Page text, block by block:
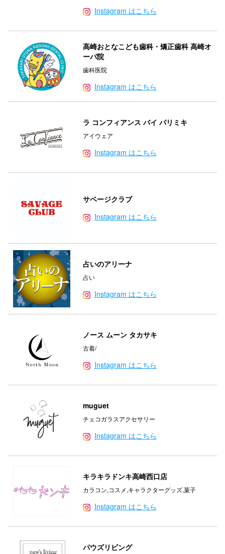
Instagram はこちら
高崎おとなこども歯科・矯正歯科 高崎オ
ーパ院
歯科医院
Instagram はこちら
ラ コンフィアンス バイ パリミキ
アイウェア
Instagram はこちら
サベージクラブ
Instagram はこちら
占いのアリーナ
占い
Instagram はこちら
ノース ムーン タカサキ
古着/
Instagram はこちら
muguet
チェコガラスアクセサリー
Instagram はこちら
キラキラドンキ高崎西口店
カラコン,コスメ,キャラクターグッズ,菓子
Instagram はこちら
パウズリビング